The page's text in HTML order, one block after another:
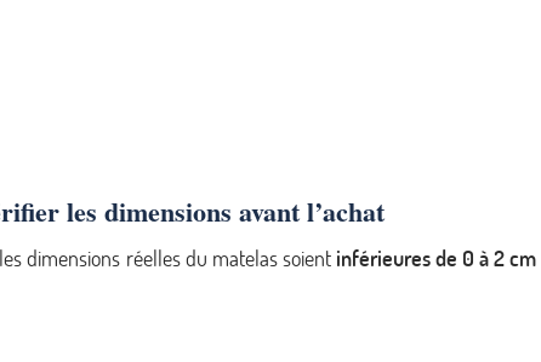
les dimensions avant l’achat
dimensions réelles du matelas soient inférieures de 0 à 2 cm